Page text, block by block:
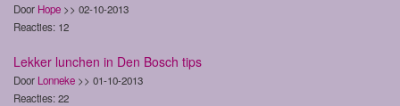
Door Hope >> 02-10-2013
Reacties: 12
Lekker lunchen in Den Bosch tips
Door Lonneke >> 01-10-2013
Reacties: 22